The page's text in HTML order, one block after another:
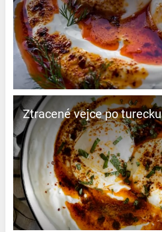
Ztracené vejce po turecku